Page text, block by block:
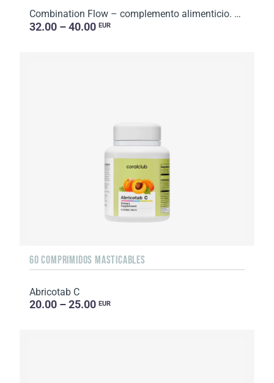
Combination Flow – complemento alimenticio. Peso neto: 42 g.
32.00 – 40.00 EUR
60 COMPRIMIDOS MASTICABLES
Abricotab C
20.00 – 25.00 EUR